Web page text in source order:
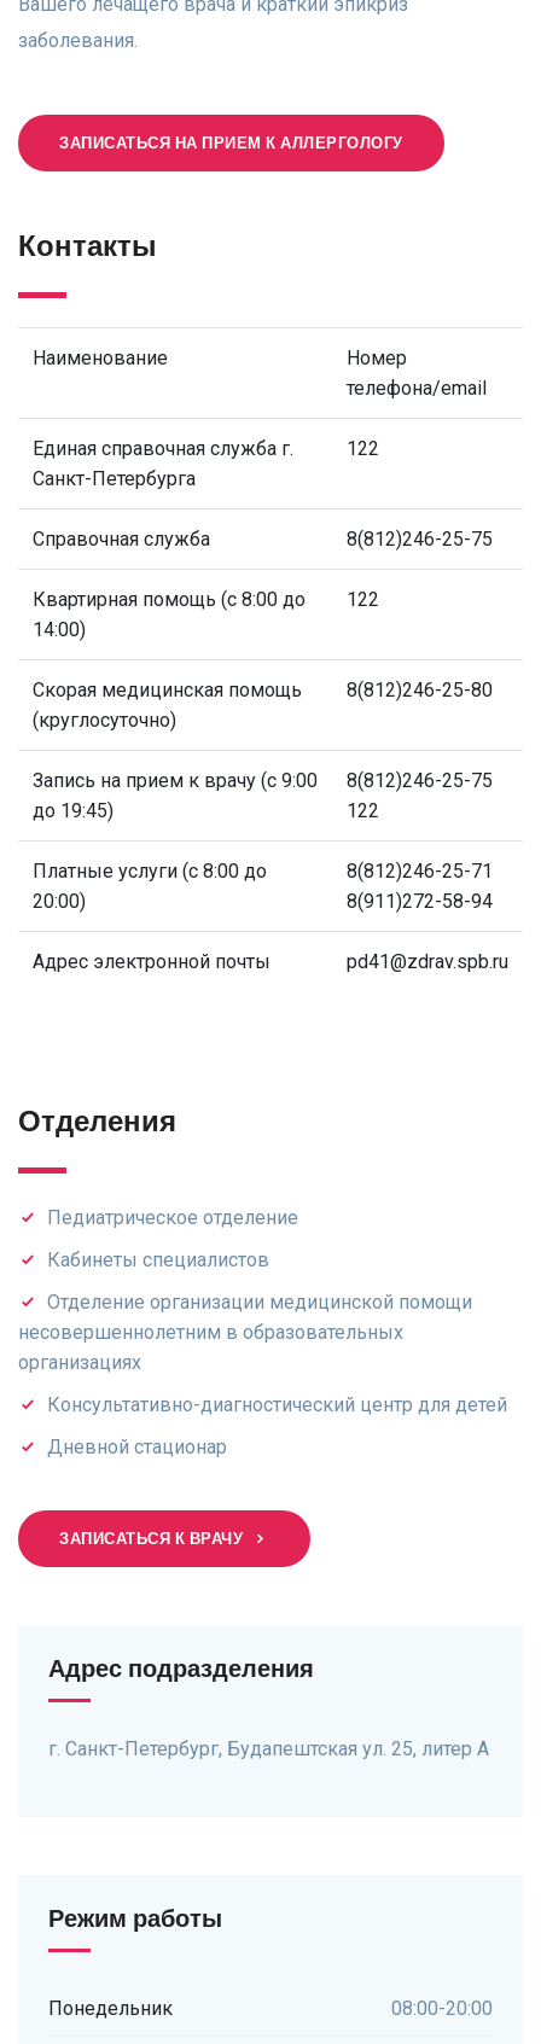
заболевания.
ЗАПИСАТЬСЯ НА ПРИЕМ К АЛЛЕРГОЛОГУ
Контакты
Наименование
Номер
телефона/email
Единая справочная служба г.
Санкт-Петербурга
122
Справочная служба 8(812)246-25-75
Квартирная помощь (с 8:00 до
14:00)
122
Скорая медицинская помощь
(круглосуточно)
8(812)246-25-80
Запись на прием к врачу (с 9:00
до 19:45)
8(812)246-25-75
122
Платные услуги (с 8:00 до
20:00)
8(812)246-25-71
8(911)272-58-94
Адрес электронной почты pd41@zdrav.spb.ru
Отделения
Педиатрическое отделение
Кабинеты специалистов
Отделение организации медицинской помощи
несовершеннолетним в образовательных
организациях
Консультативно-диагностический центр для детей
Дневной стационар
ЗАПИСАТЬСЯ К ВРАЧУ
Адрес подразделения
г. Санкт-Петербург, Будапештская ул. 25, литер А
Режим работы
Понедельник 08:00-20:00